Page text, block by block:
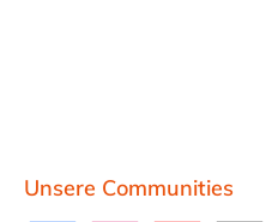
Unsere Communities